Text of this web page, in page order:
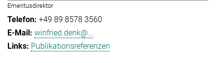
Emeritusdirektor
+49 89 8578 3560
winfried.denk@...
Publikationsreferenzen